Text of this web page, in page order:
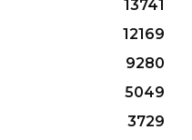
13741
12169
9280
5049
3729